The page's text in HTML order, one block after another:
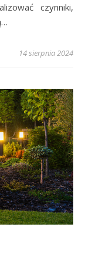
czynniki,
14 sierpnia 2024